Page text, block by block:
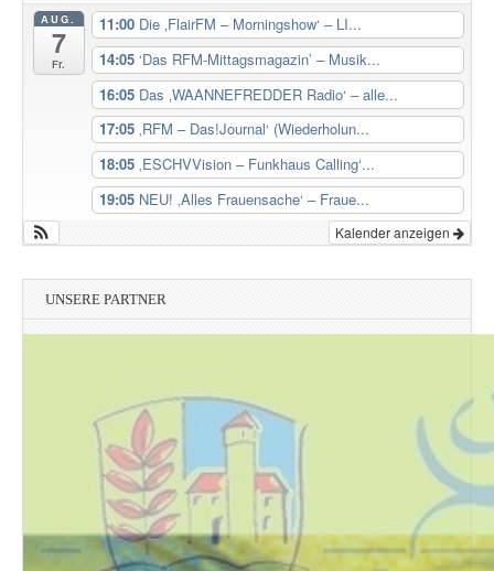
AUG.
7
Fr.
11:00 Die ‚FlairFM – Morningshow‘ – LI...
14:05 ‘Das RFM-Mittagsmagazin’ – Musik...
16:05 Das ‚WAANNEFREDDER Radio‘ – alle...
17:05 ‚RFM – Das!Journal‘ (Wiederholun...
18:05 ‚ESCHVVision – Funkhaus Calling‘...
19:05 NEU! ‚Alles Frauensache‘ – Fraue...
Kalender anzeigen
UNSERE PARTNER